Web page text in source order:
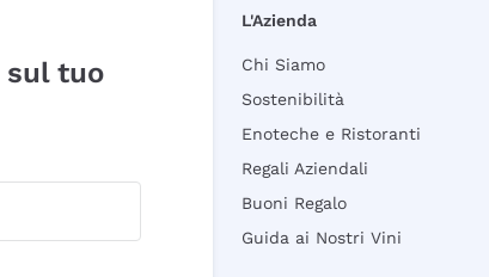
sul tuo
L'Azienda
Chi Siamo
Sostenibilità
Enoteche e Ristoranti
Regali Aziendali
Buoni Regalo
Guida ai Nostri Vini